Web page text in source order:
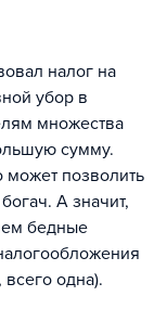
налог на
убор в
множества
сумму.
может позволить
А значит,
бедные
одна).